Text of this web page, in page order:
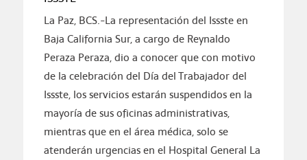
La Paz, BCS.-La representación del Issste en
Baja California Sur, a cargo de Reynaldo
Peraza Peraza, dio a conocer que con motivo
de la celebración del Día del Trabajador del
Issste, los servicios estarán suspendidos en la
mayoría de sus oficinas administrativas,
mientras que en el área médica, solo se
atenderán urgencias en el Hospital General La